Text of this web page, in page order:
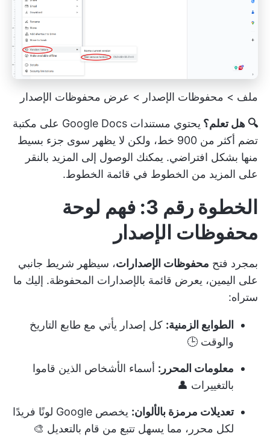
ملف > محفوظات الإصدار > عرض محفوظات الإصدار
🔍 هل تعلم؟
يحتوي مستندات Google Docs على مكتبة
تضم أكثر من 900 خط، ولكن لا يظهر سوى جزء بسيط
منها بشكل افتراضي. يمكنك الوصول إلى المزيد بالنقر
على المزيد من الخطوط في قائمة الخطوط.
الخطوة رقم 3: فهم لوحة
محفوظات الإصدار
بمجرد فتح محفوظات الإصدارات، سيظهر شريط جانبي
على اليمين، يعرض قائمة بالإصدارات المحفوظة. إليك ما
ستراه:
الطوابع الزمنية: كل إصدار يأتي مع طابع التاريخ
والوقت 🕒
معلومات المحرر: أسماء الأشخاص الذين قاموا
بالتغييرات 👤
تعديلات مرمزة بالألوان:
يخصص Google لونًا فريدًا
لكل محرر، مما يسهل تتبع من قام بالتعديل 🎨